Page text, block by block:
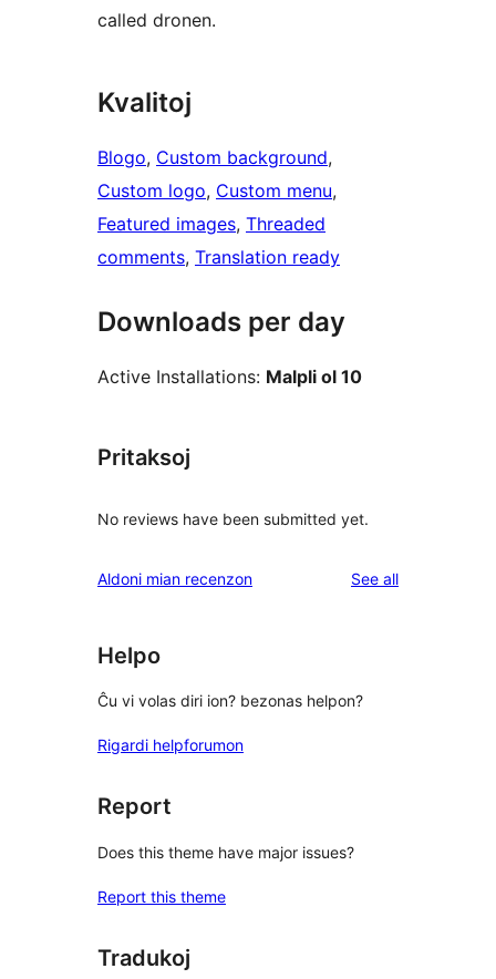
called dronen.
Kvalitoj
Blogo, Custom background
Custom logo, Custom menu
Featured images, Threaded
comments, Translation ready
Downloads per day
Active Installations: Malpli ol 10
Pritaksoj
No reviews have been submitted yet.
Aldoni mian recenzon See allreviews
Helpo
Ĉu vi volas diri ion? bezonas helpon?
Rigardi helpforumon
Report
Does this theme have major issues?
Report this theme
Tradukoj